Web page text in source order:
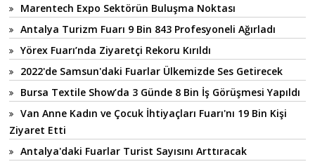
Marentech Expo Sektörün Buluşma Noktası
Antalya Turizm Fuarı 9 Bin 843 Profesyoneli Ağırladı
Yörex Fuarı’nda Ziyaretçi Rekoru Kırıldı
2022'de Samsun'daki Fuarlar Ülkemizde Ses Getirecek
Bursa Textile Show’da 3 Günde 8 Bin İş Görüşmesi Yapıldı
Van Anne Kadın ve Çocuk İhtiyaçları Fuarı'nı 19 Bin Kişi
Ziyaret Etti
Antalya'daki Fuarlar Turist Sayısını Arttıracak